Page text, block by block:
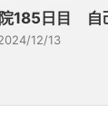
185日目 自
12/13